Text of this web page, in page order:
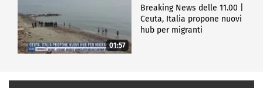
01:57
Breaking News delle 11.00 |
Ceuta, Italia propone nuovi
hub per migranti